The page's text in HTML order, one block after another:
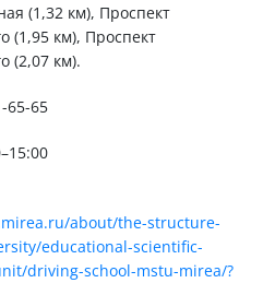
(1,32 км), Проспект
(1,95 км), Проспект
(2,07 км).
65-65
about/the-structure-
educational-scientific-
driving-school-mstu-mirea/?